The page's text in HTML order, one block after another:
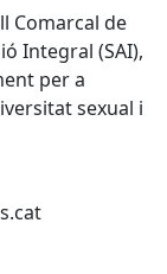
Comarcal de
Integral (SAI),
per a
sexual i